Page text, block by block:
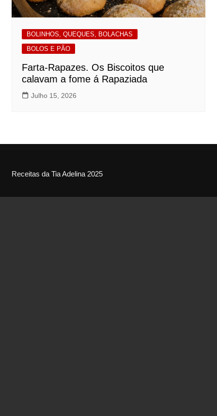
BOLINHOS, QUEQUES, BOLACHAS
BOLOS E PÃO
Farta-Rapazes. Os Biscoitos que
calavam a fome á Rapaziada
Julho 15, 2026
Receitas da Tia Adelina 2025